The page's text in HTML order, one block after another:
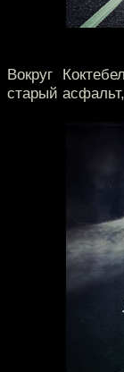
Вокруг
старый